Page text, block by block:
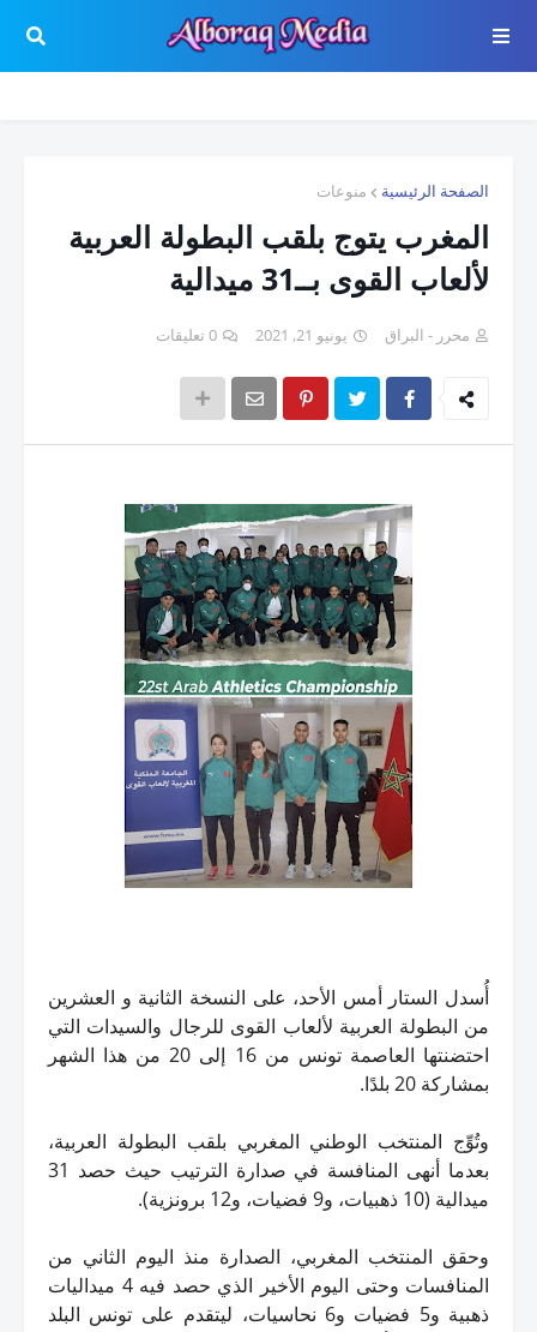
الصفحة الرئيسية منوعات
المغرب يتوج بلقب البطولة العربية
لألعاب القوى بــ31 ميدالية
محرر - البراق يونيو 21, 2021 0 تعليقات
أُسدل الستار أمس الأحد، على النسخة الثانية و العشرين
من البطولة العربية لألعاب القوى للرجال والسيدات التي
احتضنتها العاصمة تونس من 16 إلى 20 من هذا الشهر
بمشاركة 20 بلدًا.
وتُوِّج المنتخب الوطني المغربي بلقب البطولة العربية،
بعدما أنهى المنافسة في صدارة الترتيب حيث حصد 31
ميدالية (10 ذهبيات، و9 فضيات، و12 برونزية).
وحقق المنتخب المغربي، الصدارة منذ اليوم الثاني من
المنافسات وحتى اليوم الأخير الذي حصد فيه 4 ميداليات
ذهبية و5 فضيات و6 نحاسيات، ليتقدم على تونس البلد